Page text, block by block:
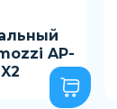
AP-